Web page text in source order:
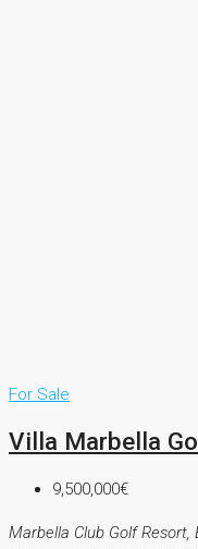
For Sale
Villa Marbella
9,500,000€
Marbella Club Golf Resort,